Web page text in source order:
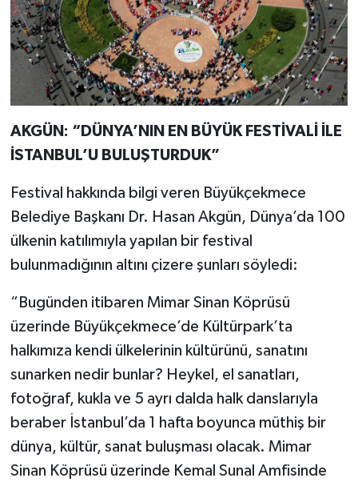
AKGÜN: “DÜNYA’NIN EN BÜYÜK FESTİVALİ İLE
İSTANBUL’U BULUŞTURDUK”
Festival hakkında bilgi veren Büyükçekmece
Belediye Başkanı Dr. Hasan Akgün, Dünya’da 100
ülkenin katılımıyla yapılan bir festival
bulunmadığının altını çizere şunları söyledi:
“Bugünden itibaren Mimar Sinan Köprüsü
üzerinde Büyükçekmece’de Kültürpark’ta
halkımıza kendi ülkelerinin kültürünü, sanatını
sunarken nedir bunlar? Heykel, el sanatları,
fotoğraf, kukla ve 5 ayrı dalda halk danslarıyla
beraber İstanbul’da 1 hafta boyunca müthiş bir
dünya, kültür, sanat buluşması olacak. Mimar
Sinan Köprüsü üzerinde Kemal Sunal Amfisinde